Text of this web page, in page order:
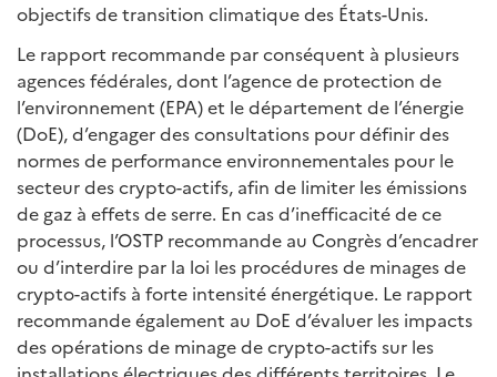
objectifs de transition climatique des États-Unis.
Le rapport recommande par conséquent à plusieurs
agences fédérales, dont l’agence de protection de
l’environnement (EPA) et le département de l’énergie
(DoE), d’engager des consultations pour définir des
normes de performance environnementales pour le
secteur des crypto-actifs, afin de limiter les émissions
de gaz à effets de serre. En cas d’inefficacité de ce
processus, l’OSTP recommande au Congrès d’encadrer
ou d’interdire par la loi les procédures de minages de
crypto-actifs à forte intensité énergétique. Le rapport
recommande également au DoE d’évaluer les impacts
des opérations de minage de crypto-actifs sur les